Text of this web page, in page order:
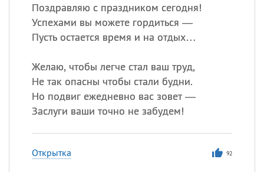
Поздравляю с праздником сегодня!
Успехами вы можете гордиться —
Пусть остается время и на отдых…
Желаю, чтобы легче стал ваш труд,
Не так опасны чтобы стали будни.
Но подвиг ежедневно вас зовет —
Заслуги ваши точно не забудем!
Открытка 92